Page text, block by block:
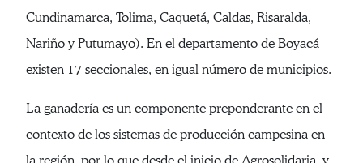
Cundinamarca, Tolima, Caquetá, Caldas, Risaralda,
Nariño y Putumayo). En el departamento de Boyacá
existen 17 seccionales, en igual número de municipios.
La ganadería es un componente preponderante en el
contexto de los sistemas de producción campesina en
la región, por lo que desde el inicio de Agrosolidaria, y